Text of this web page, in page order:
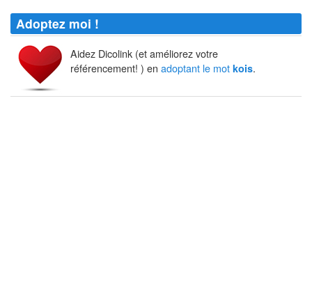
Adoptez moi !
Aidez Dicolink (et améliorez votre
référencement! ) en adoptant le mot kois.